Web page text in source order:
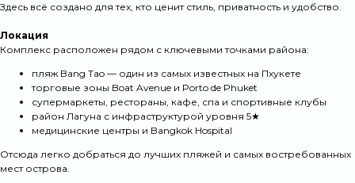
Здесь всё создано для тех, кто ценит стиль, приватность и удобство.
Локация
Комплекс расположен рядом с ключевыми точками района:
пляж Bang Tao — один из самых известных на Пхукете
торговые зоны Boat Avenue и Porto de Phuket
супермаркеты, рестораны, кафе, спа и спортивные клубы
район Лагуна с инфраструктурой уровня 5★
медицинские центры и Bangkok Hospital
Отсюда легко добраться до лучших пляжей и самых востребованных
мест острова.